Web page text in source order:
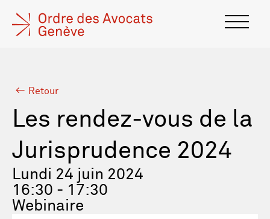
Retour
Les rendez-vous de la
Jurisprudence 2024
Lundi 24 juin 2024
16:30 - 17:30
Webinaire